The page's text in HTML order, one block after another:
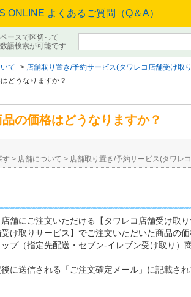
ースで区切って
語検索が可能です
て > 店舗取り置き/予約サービス(タワレコ店舗受け取
どうなりますか？
の価格はどうなりますか？
す > 店舗について > 店舗取り置き/予約サービス(タワレ
舗にご注文いただける【タワレコ店舗受け取
受け取りサービス】でご注文いただいた商品の
プ（指定先配送・セブン-イレブン受け取り）
に送信される「ご注文確定メール」に記載さ